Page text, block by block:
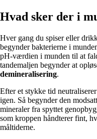
Hvad sker der i
Hver gang du spiser eller
begynder bakterierne i
pH-værdien i munden til at
tandemaljen begynder at
demineralisering.
Efter et stykke tid
igen. Så begynder den
mineraler fra spyttet
som kroppen håndterer fint,
måltiderne.